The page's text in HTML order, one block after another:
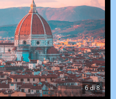
6di8